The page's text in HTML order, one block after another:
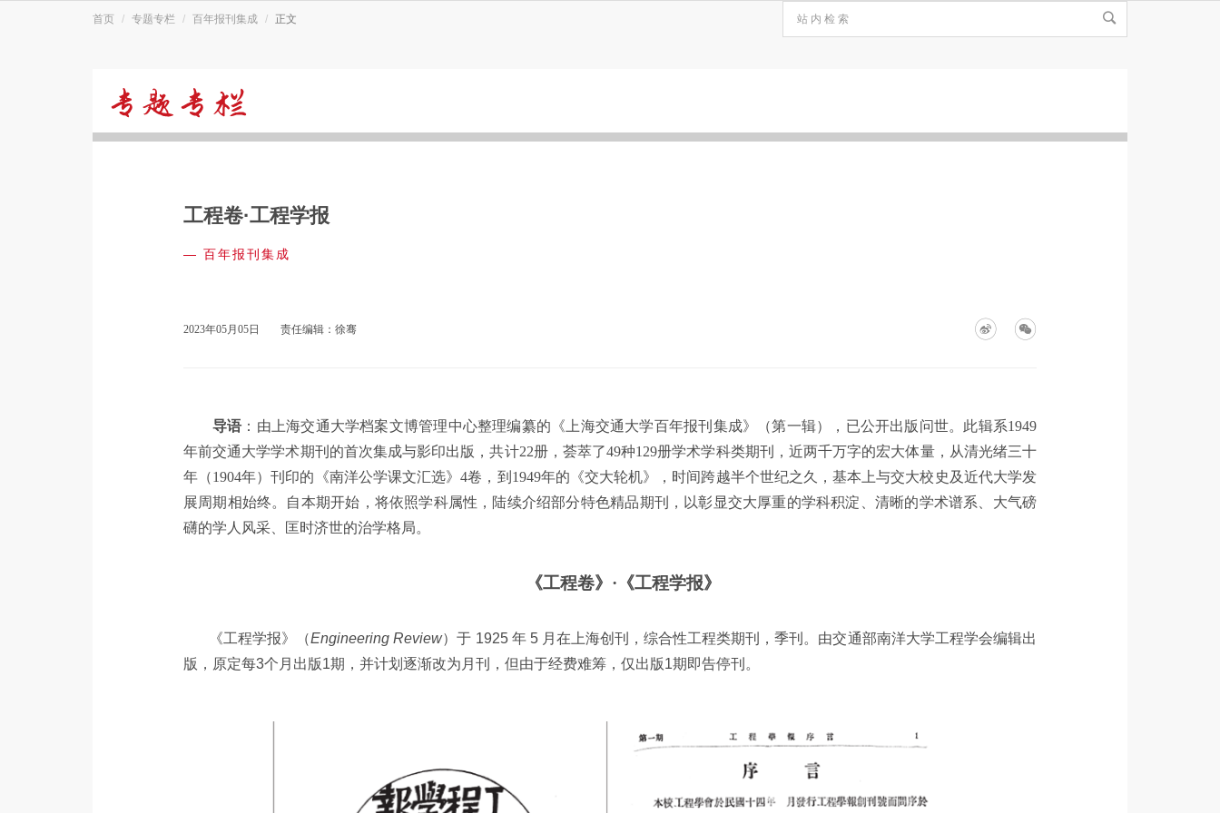
首页 专题专栏 百年报刊集成 正文
报
成
工程卷·工程学报
— 百年报刊集成
2023年05月05日 责任编辑：徐骞
导语 ：由上海交通大学档案文博管理中心整理编纂的《上海交通大学百年报刊集成》（第一辑），已公开出版问世。此辑系1949
年前交通大学学术期刊的首次集成与影印出版，共计22册，荟萃了49种129册学术学科类期刊，近两千万字的宏大体量，从清光绪三十
年（1904年）刊印的《南洋公学课文汇选》4卷，到1949年的《交大轮机》，时间跨越半个世纪之久，基本上与交大校史及近代大学发
展周期相始终。自本期开始，将依照学科属性，陆续介绍部分特色精品期刊，以彰显交大厚重的学科积淀、清晰的学术谱系、大气磅
礴的学人风采、匡时济世的治学格局。
《工程卷》·《工程学报》
《工程学报》（Engineering Review）于 1925 年 5 月在上海创刊，综合性工程类期刊，季刊。由交通部南洋大学工程学会编辑出
版，原定每3个月出版1期，并计划逐渐改为月刊，但由于经费难筹，仅出版1期即告停刊。